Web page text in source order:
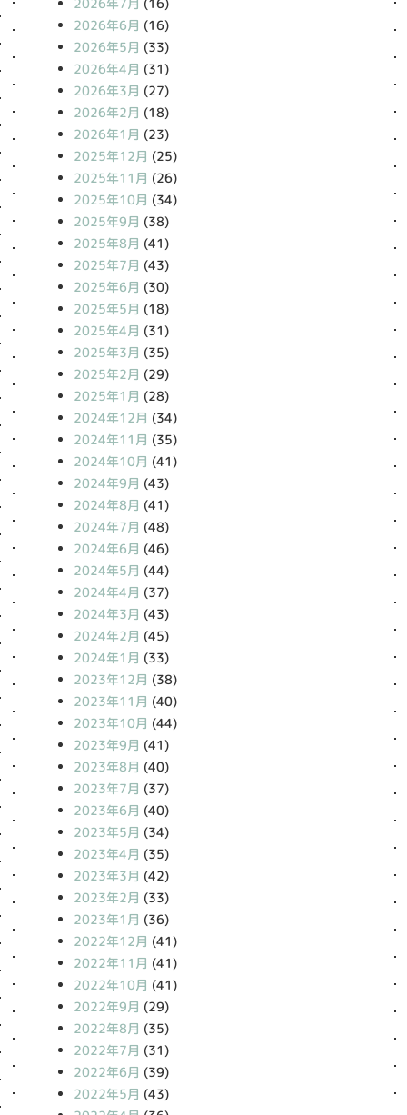
2026年6月 (16)
2026年5月 (33)
2026年4月 (31)
2026年3月 (27)
2026年2月 (18)
2026年1月 (23)
2025年12月 (25)
2025年11月 (26)
2025年10月 (34)
2025年9月 (38)
2025年8月 (41)
2025年7月 (43)
2025年6月 (30)
2025年5月 (18)
2025年4月 (31)
2025年3月 (35)
2025年2月 (29)
2025年1月 (28)
2024年12月 (34)
2024年11月 (35)
2024年10月 (41)
2024年9月 (43)
2024年8月 (41)
2024年7月 (48)
2024年6月 (46)
2024年5月 (44)
2024年4月 (37)
2024年3月 (43)
2024年2月 (45)
2024年1月 (33)
2023年12月 (38)
2023年11月 (40)
2023年10月 (44)
2023年9月 (41)
2023年8月 (40)
2023年7月 (37)
2023年6月 (40)
2023年5月 (34)
2023年4月 (35)
2023年3月 (42)
2023年2月 (33)
2023年1月 (36)
2022年12月 (41)
2022年11月 (41)
2022年10月 (41)
2022年9月 (29)
2022年8月 (35)
2022年7月 (31)
2022年6月 (39)
2022年5月 (43)